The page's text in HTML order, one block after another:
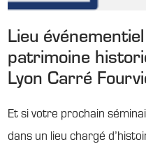
Lieu
patrimoine
Lyon Carré
Et si votre prochain
dans un lieu chargé